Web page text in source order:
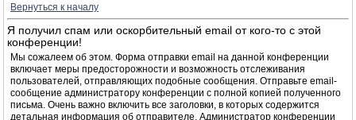
Вернуться к началу
Я получил спам или оскорбительный email от кого-то с этой
конференции!
Мы сожалеем об этом. Форма отправки email на данной конференции
включает меры предосторожности и возможность отслеживания
пользователей, отправляющих подобные сообщения. Отправьте email-
сообщение администратору конференции с полной копией полученного
письма. Очень важно включить все заголовки, в которых содержится
детальная информация об отправителе. Администратор конференции